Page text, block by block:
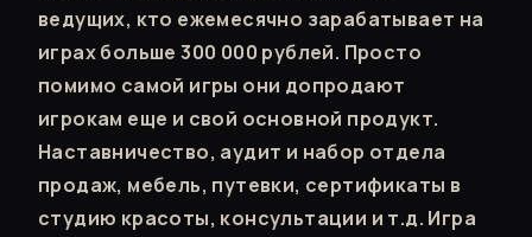
ведущих, кто ежемесячно зарабатывает на
играх больше 300 000 рублей. Просто
помимо самой игры они допродают
игрокам еще и свой основной продукт.
Наставничество, аудит и набор отдела
продаж, мебель, путевки, сертификаты в
студию красоты, консультации и т.д. Игра